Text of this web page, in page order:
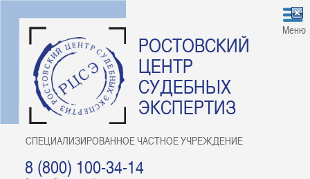
РОСТОВСКИЙ
ЦЕНТР
СУДЕБНЫХ
ЭКСПЕРТИЗ
СПЕЦИАЛИЗИРОВАННОЕ ЧАСТНОЕ УЧРЕЖДЕНИЕ
8 (800) 100-34-14
Меню